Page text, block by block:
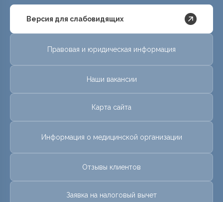
Версия для слабовидящих
Правовая и юридическая информация
Наши вакансии
Карта сайта
Информация о медицинской организации
Отзывы клиентов
Заявка на налоговый вычет